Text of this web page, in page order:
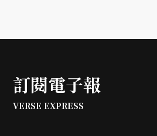
訂閱電子報
VERSE EXPRESS